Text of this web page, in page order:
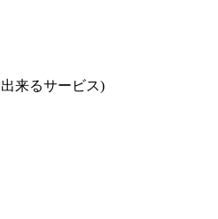
来るサービス)